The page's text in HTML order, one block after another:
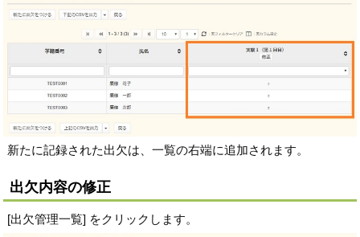
新たに記録された出欠は、一覧の右端に追加されます。
出欠内容の修正
[出欠管理一覧] をクリックします。